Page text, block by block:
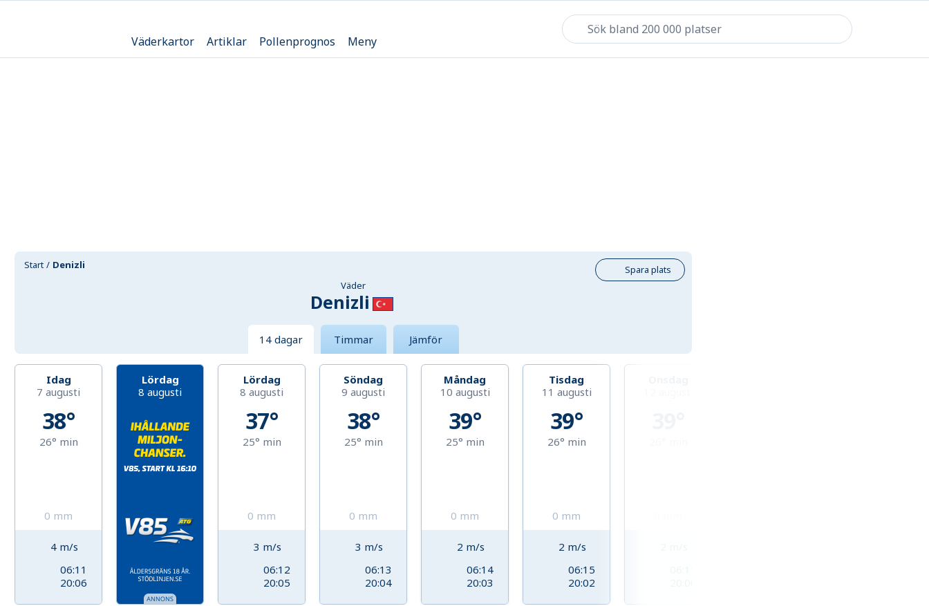
Väderkartor Artiklar Pollenprognos Meny
Start Denizli
Spara plats
Väder
Denizli
14 dagar Timmar Jämför
Idag
7 augusti
38°
26° min
0 mm
4 m/s
06:11
20:06
Lördag
8 augusti
Lördag
8 augusti
37°
25° min
0 mm
3 m/s
06:12
20:05
Söndag
9 augusti
38°
25° min
0 mm
3 m/s
06:13
20:04
Måndag
10 augusti
39°
25° min
0 mm
2 m/s
06:14
20:03
Tisdag
11 augusti
39°
26° min
0 mm
2 m/s
06:15
20:02